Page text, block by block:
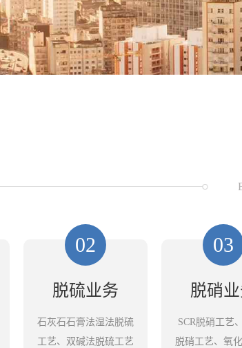
02
脱硫业务
石灰石石膏法湿法脱硫
工艺、双碱法脱硫工艺
03
脱硝
SCR脱硝工艺
脱硝工艺、氧